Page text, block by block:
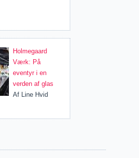
Holmegaard
Værk: På
eventyr i en
verden af glas
Af Line Hvid